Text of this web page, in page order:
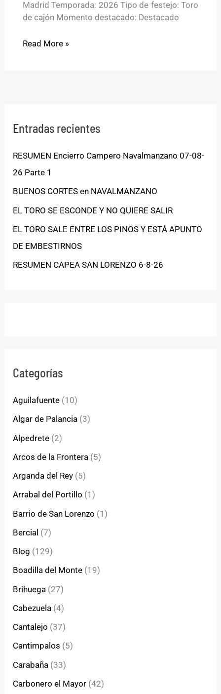
Madrid Temporada: 2026 Tipo de festejo: Toro
de cajón Momento destacado: Destacado
Read More »
Entradas recientes
RESUMEN Encierro Campero Navalmanzano 07-08-
26 Parte 1
BUENOS CORTES en NAVALMANZANO
EL TORO SE ESCONDE Y NO QUIERE SALIR
EL TORO SALE ENTRE LOS PINOS Y ESTÁ APUNTO
DE EMBESTIRNOS
RESUMEN CAPEA SAN LORENZO 6-8-26
Categorías
Aguilafuente (10)
Algar de Palancia (3)
Alpedrete (2)
Arcos de la Frontera (5)
Arganda del Rey (5)
Arrabal del Portillo (1)
Barrio de San Lorenzo (1)
Bercial (7)
Blog (129)
Boadilla del Monte (19)
Brihuega (27)
Cabezuela (4)
Cantalejo (37)
Cantimpalos (5)
Carabaña (33)
Carbonero el Mayor (42)